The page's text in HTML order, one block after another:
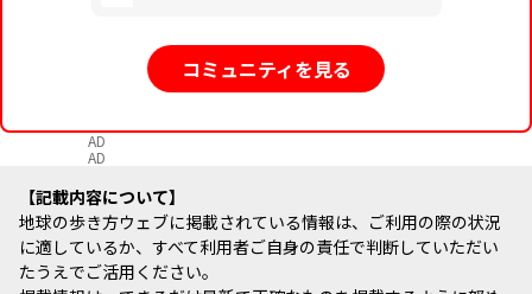
コミュニティを見る
AD
AD
記載内容について
地球の歩き方ウェブに掲載されている情報は、ご利用の際の状況
に適しているか、すべて利用者ご自身の責任で判断していただい
たうえでご活用ください。